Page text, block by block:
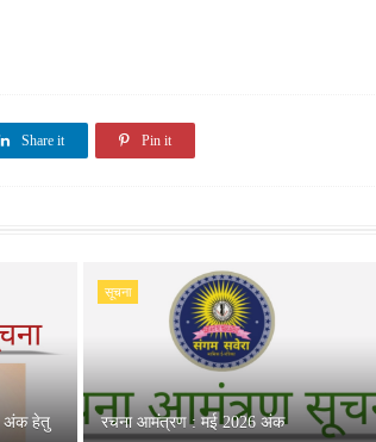
Share it Pin it
अंक हेतु
सूचना
रचना आमंत्रण : मई 2026 अंक